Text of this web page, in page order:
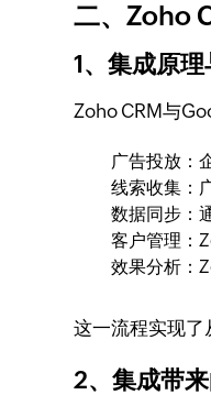
二、Zoho
1、集成原
Zoho CRM与
广告投放：
线索收集：
数据同步：
客户管理：
效果分析：
这一流程实现了
2、集成带